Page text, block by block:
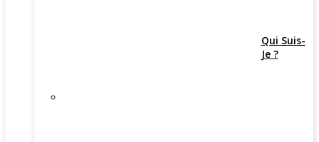
Qui Suis-
Je ?